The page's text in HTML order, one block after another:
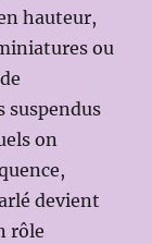
hauteur,
ou
suspendus
on
devient
rôle